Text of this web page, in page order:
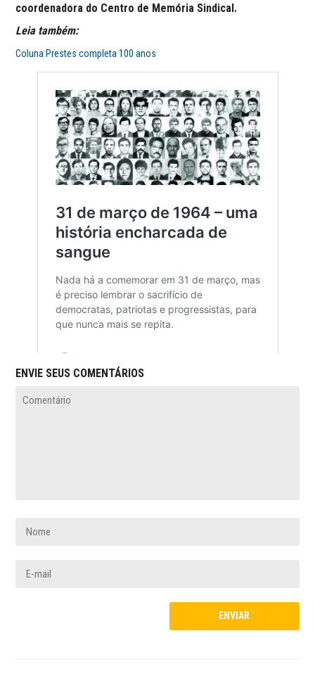
coordenadora do Centro de Memória Sindical.
Leia também:
Coluna Prestes completa 100 anos
ENVIE SEUS COMENTÁRIOS